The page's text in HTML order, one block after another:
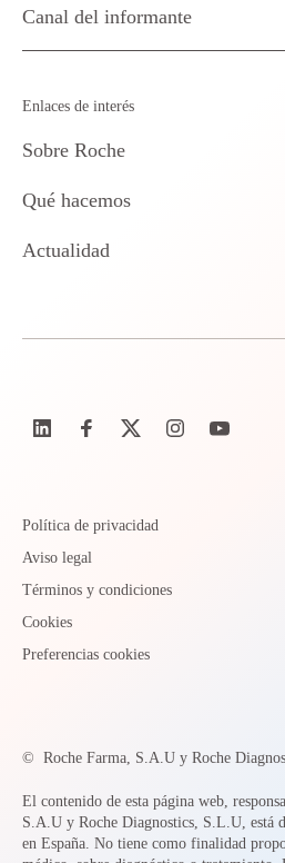
Canal del informante
Enlaces de interés
Sobre Roche
Qué hacemos
Actualidad
Política de privacidad
Aviso legal
Términos y condiciones
Cookies
Preferencias cookies
© Roche Farma, S.A.U y Roche
El contenido de esta página web,
S.A.U y Roche Diagnostics, S.L.U, está
en España. No tiene como finalidad